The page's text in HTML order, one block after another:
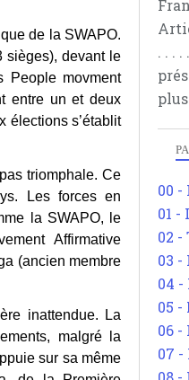
de la SWAPO.
sièges), devant le
People movment
entre un et deux
élections s’établit
triomphale. Ce
Les forces en
la SWAPO, le
Affirmative
(ancien membre
inattendue. La
malgré la
sur sa même
. . .
00 -
01 -
02 -
03 -
04 -
05
06 -
07 -